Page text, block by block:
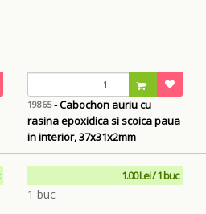
19865- Cabochon auriu cu
rasina epoxidica si scoica paua
in interior, 37x31x2mm
1.00 Lei / 1 buc